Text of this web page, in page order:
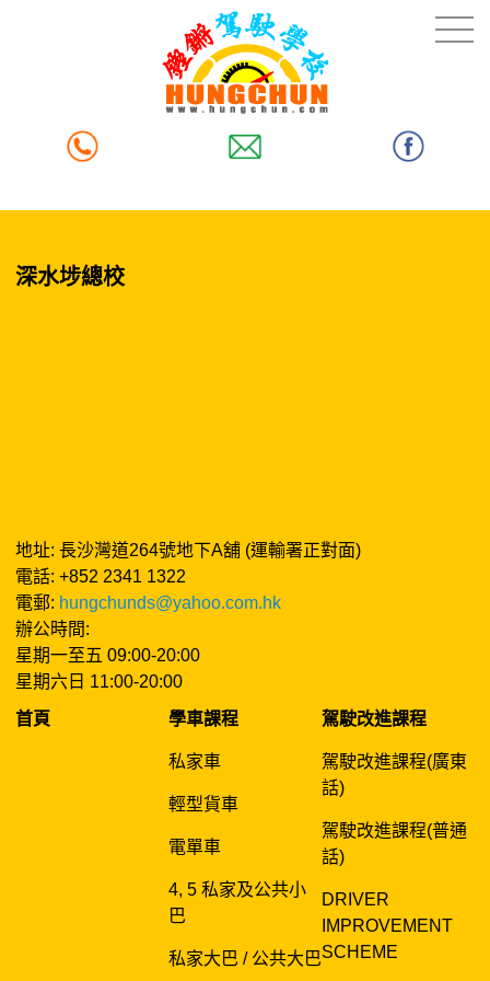
深水埗總校
地址: 長沙灣道264號地下A舖 (運輸署正對面)
電話: +852 2341 1322
電郵: hungchunds@yahoo.com.hk
辦公時間:
星期一至五 09:00-20:00
星期六日 11:00-20:00
首頁
學車課程
私家車
輕型貨車
電單車
4, 5 私家及公共小
巴
私家大巴 / 公共大巴
駕駛改進課程
駕駛改進課程(廣東
話)
駕駛改進課程(普通
話)
DRIVER
IMPROVEMENT
SCHEME